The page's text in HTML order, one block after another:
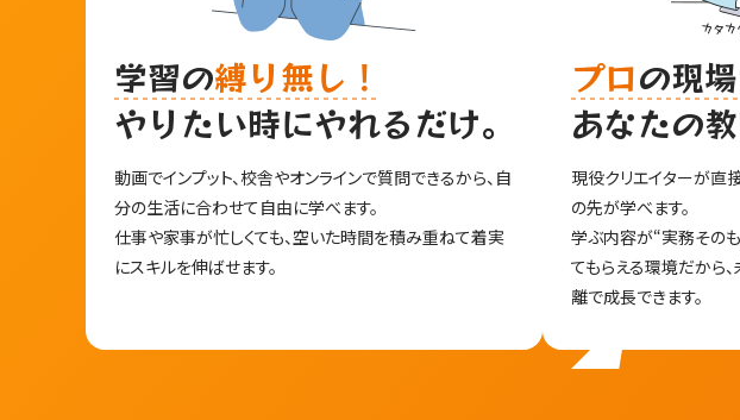
名古屋校だけの
特徴
学習の縛り無し！
やりたい時にやれるだけ。
動画でインプット、校舎やオンラインで質問できるから、自
分の生活に合わせて自由に学べます。
仕事や家事が忙しくても、空いた時間を積み重ねて着実
にスキルを伸ばせます。
プロの現場
あなたの
現役クリエイターが直
の先が学べます。
学ぶ内容が“実務その
てもらえる環境だから
離で成長できます。